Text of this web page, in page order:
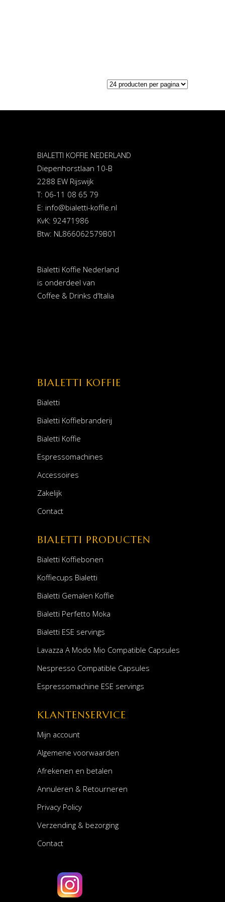
BIALETTI KOFFIE NEDERLAND
Diepenhorstlaan 10-B
2288 EW Rijswijk
T: 06-11 08 65 79
E: info@bialetti-koffie.nl
KvK: 92471986
Btw: NL866062579B01
Bialetti Koffie Nederland
is onderdeel van
Coffee & Drinks d'Italia
BIALETTI KOFFIE
Bialetti
Bialetti Koffiebranderij
Bialetti Koffie
Espressomachines
Accessoires
Zakelijk
Contact
BIALETTI PRODUCTEN
Bialetti Koffiebonen
Koffiecups Bialetti
Bialetti Gemalen Koffie
Bialetti Perfetto Moka
Bialetti ESE servings
Lavazza A Modo Mio Compatible Capsules
Nespresso Compatible Capsules
Espressomachine ESE servings
KLANTENSERVICE
Mijn account
Algemene voorwaarden
Afrekenen en betalen
Annuleren & Retourneren
Privacy Policy
Verzending & bezorging
Contact